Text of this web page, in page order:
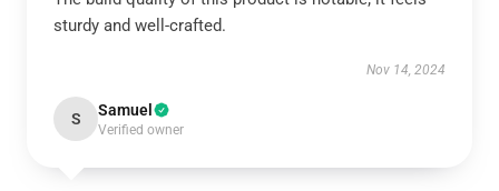
sturdy and well-crafted.
Nov 14, 2024
S Samuel
Verified owner